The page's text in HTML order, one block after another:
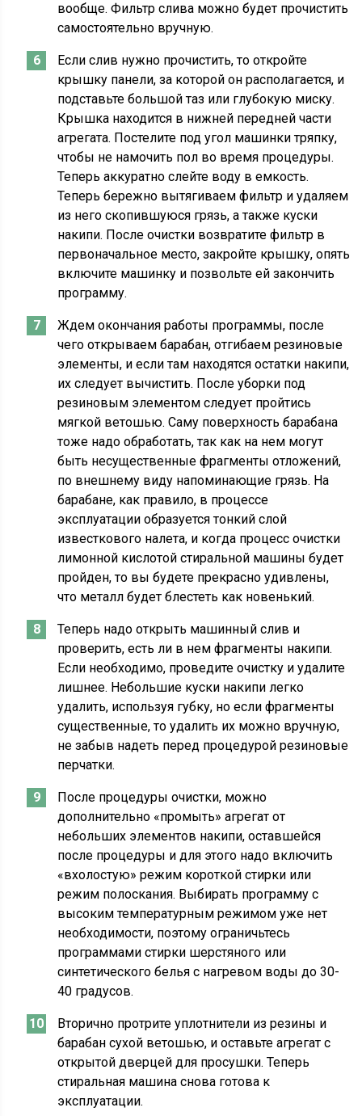
вообще. Фильтр слива можно будет прочистить
самостоятельно вручную.
Если слив нужно прочистить, то откройте
крышку панели, за которой он располагается, и
подставьте большой таз или глубокую миску.
Крышка находится в нижней передней части
агрегата. Постелите под угол машинки тряпку,
чтобы не намочить пол во время процедуры.
Теперь аккуратно слейте воду в емкость.
Теперь бережно вытягиваем фильтр и удаляем
из него скопившуюся грязь, а также куски
накипи. После очистки возвратите фильтр в
первоначальное место, закройте крышку, опять
включите машинку и позвольте ей закончить
программу.
Ждем окончания работы программы, после
чего открываем барабан, отгибаем резиновые
элементы, и если там находятся остатки накипи,
их следует вычистить. После уборки под
резиновым элементом следует пройтись
мягкой ветошью. Саму поверхность барабана
тоже надо обработать, так как на нем могут
быть несущественные фрагменты отложений,
по внешнему виду напоминающие грязь. На
барабане, как правило, в процессе
эксплуатации образуется тонкий слой
известкового налета, и когда процесс очистки
лимонной кислотой стиральной машины будет
пройден, то вы будете прекрасно удивлены,
что металл будет блестеть как новенький.
Теперь надо открыть машинный слив и
проверить, есть ли в нем фрагменты накипи.
Если необходимо, проведите очистку и удалите
лишнее. Небольшие куски накипи легко
удалить, используя губку, но если фрагменты
существенные, то удалить их можно вручную,
не забыв надеть перед процедурой резиновые
перчатки.
После процедуры очистки, можно
дополнительно «промыть» агрегат от
небольших элементов накипи, оставшейся
после процедуры и для этого надо включить
«вхолостую» режим короткой стирки или
режим полоскания. Выбирать программу с
высоким температурным режимом уже нет
необходимости, поэтому ограничьтесь
программами стирки шерстяного или
синтетического белья с нагревом воды до 30-
40 градусов.
Вторично протрите уплотнители из резины и
барабан сухой ветошью, и оставьте агрегат с
открытой дверцей для просушки. Теперь
стиральная машина снова готова к
эксплуатации.